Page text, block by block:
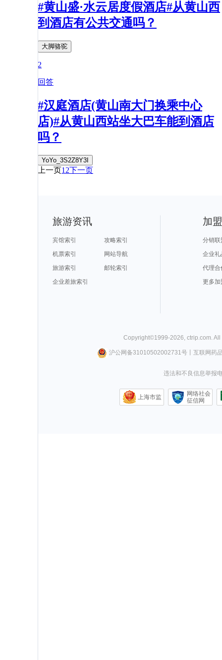
#黄山盛·水云居度假酒店#从黄山西
到酒店有公共交通吗？
大脚骆驼
2
回答
#汉庭酒店(黄山南大门换乘中心
店)#从黄山西站坐大巴车能到酒店
吗？
YoYo_3S2Z8Y3I
上一页1 2下一页
旅游资讯
宾馆索引
攻略索引
机票索引
网站导航
旅游索引
邮轮索引
企业差旅索引
加
分销联
企业礼
代理合
更多加
Copyright©1999-2026, ctrip.com.
沪公网备31010502002731号丨 互联网药
违法和不良信息举报
上海市监
网络社会
征信网